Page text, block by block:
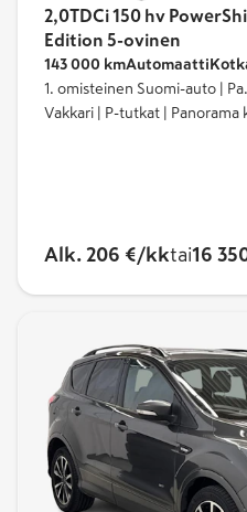
2,0TDCi 150 hv
Edition 5-ovinen
143 000 kmAutomaatti
1. omisteinen Suomi-auto |
Vakkari | P-tutkat | Panorama
Alk. 206 €/kktai16